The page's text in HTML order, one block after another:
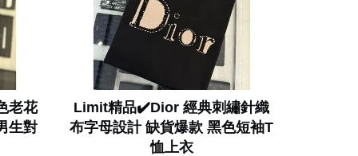
老花
生對
Limit精品✔️Dior 經典刺繡針織
布字母設計 缺貨爆款 黑色短袖T
恤上衣